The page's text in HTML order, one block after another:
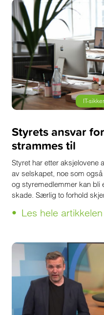
IT-
Styrets ansvar
strammes til
Styret har etter aksjelovene
av selskapet, noe som
og styremedlemmer kan bli
skade. Særlig to forhold
Les hele artikkelen